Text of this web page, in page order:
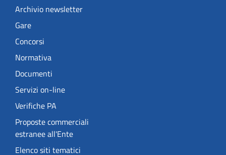
Archivio newsletter
Gare
Concorsi
Normativa
Documenti
Servizi on-line
Verifiche PA
Proposte commerciali
estranee all'Ente
Elenco siti tematici